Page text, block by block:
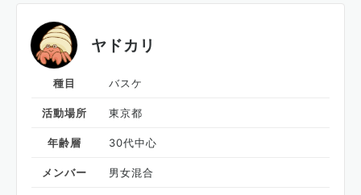
ヤドカリ
種目 バスケ
活動場所 東京都
年齢層 30代中心
メンバー 男女混合